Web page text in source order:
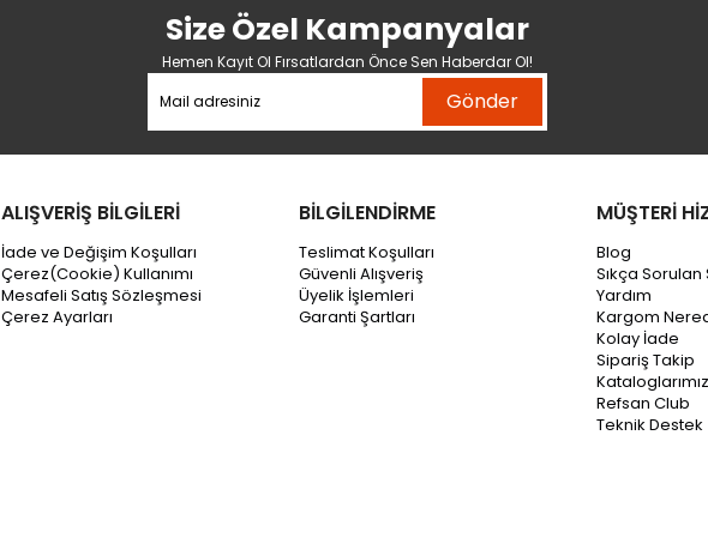
Size Özel Kampanyalar
Hemen Kayıt Ol Fırsatlardan Önce Sen Haberdar Ol!
Gönder
ALIŞVERİŞ BİLGİLERİ
İade ve Değişim Koşulları
Çerez(Cookie) Kullanımı
Mesafeli Satış Sözleşmesi
Çerez Ayarları
BİLGİLENDİRME
Teslimat Koşulları
Güvenli Alışveriş
Üyelik İşlemleri
Garanti Şartları
MÜŞTERİ
Blog
Sıkça
Yardım
Kargom
Kolay İade
Sipariş Takip
Kataloglarımız
Refsan Club
Teknik Destek